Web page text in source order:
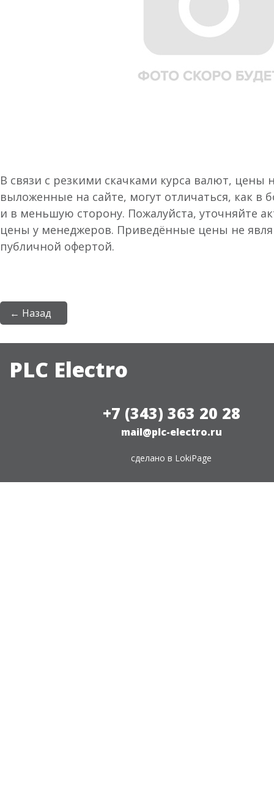
В связи с резкими скачками курса валют, цены
выложенные на сайте, могут отличаться, как в
и в меньшую сторону. Пожалуйста, уточняйте
цены у менеджеров. Приведённые цены не
публичной офертой.
← Назад
PLC Electro
+7 (343) 363 20 28
mail@plc-electro.ru
сделано в LokiPage